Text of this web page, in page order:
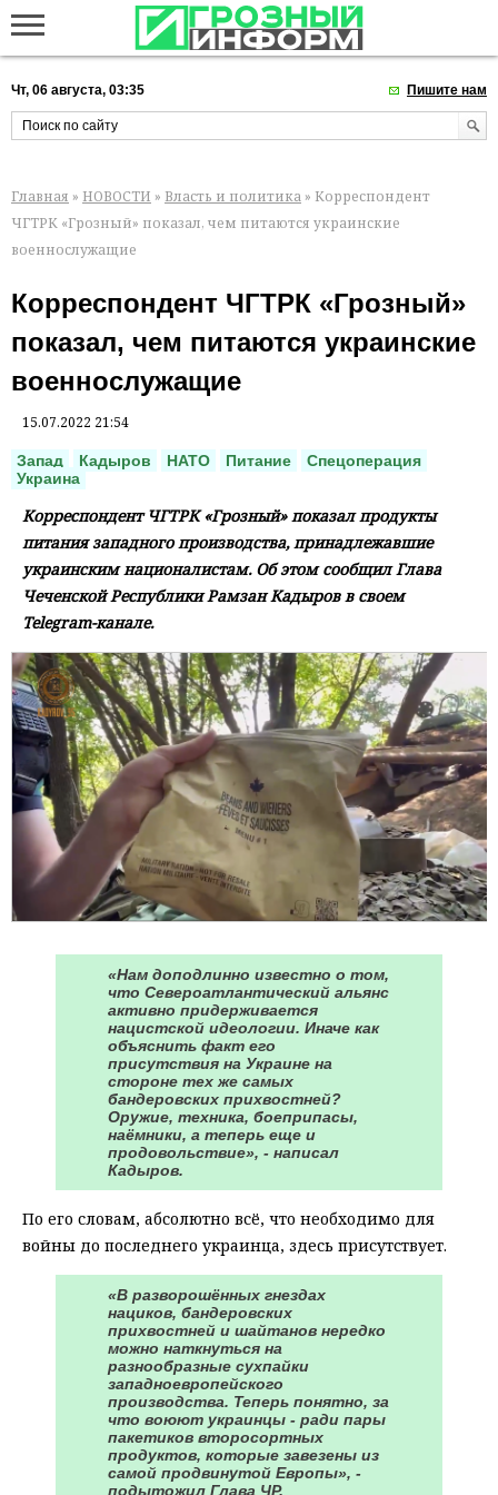
Чт, 06 августа, 03:35 Пишите нам
Главная » НОВОСТИ » Власть и политика » Корреспондент
ЧГТРК «Грозный» показал, чем питаются украинские
военнослужащие
Корреспондент ЧГТРК «Грозный»
показал, чем питаются украинские
военнослужащие
15.07.2022 21:54
Запад Кадыров НАТО Питание
Спецоперация
Украина
Корреспондент ЧГТРК «Грозный» показал продукты
питания западного производства, принадлежавшие
украинским националистам. Об этом сообщил Глава
Чеченской Республики Рамзан Кадыров в своем
Telegram-канале.
«Нам доподлинно известно о том,
что Североатлантический альянс
активно придерживается
нацистской идеологии. Иначе как
объяснить факт его
присутствия на Украине на
стороне тех же самых
бандеровских прихвостней?
Оружие, техника, боеприпасы,
наёмники, а теперь еще и
продовольствие», - написал
Кадыров.
По его словам, абсолютно всё, что необходимо для
войны до последнего украинца, здесь присутствует.
«В разворошённых гнездах
нациков, бандеровских
прихвостней и шайтанов нередко
можно наткнуться на
разнообразные сухпайки
западноевропейского
производства. Теперь понятно, за
что воюют украинцы - ради пары
пакетиков второсортных
продуктов, которые завезены из
самой продвинутой Европы», -
подытожил Глава ЧР.